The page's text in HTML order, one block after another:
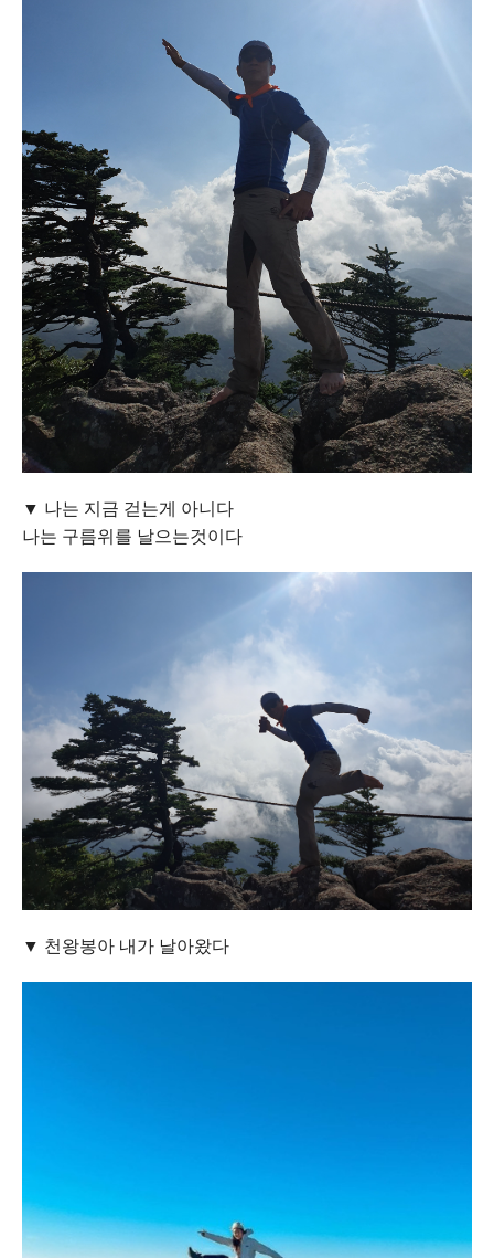
▼ 나는 지금 걷는게 아니다
나는 구름위를 날으는것이다
▼ 천왕봉아 내가 날아왔다